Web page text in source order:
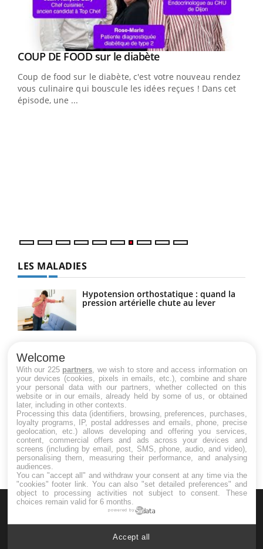
Youtube
COUP DE FOOD sur le diabèteYoutube
Coup de food sur le diabète, c'est votre nouveau rendez-
vous culinaire qui bouscule les idées reçues ! Dans cet
épisode, une ...
LES MALADIES
Hypotension orthostatique : quand la
pression artérielle chute au lever
Maladie de Charcot (Sclérose latérale
amyotrophique)
Welcome
With our 225 partners , we wish to store and access information on
your devices (cookies, pixels in emails, etc.), combine and share
your personal data with our partners, whether collected on this
website or in our emails, already held by some of us, or obtained
later, including in other contexts.
Processing this data (identifiers, browsing, preferences, purchases,
loyalty programs, IP, postal addresses and emails, phone, precise
geolocation, etc.) allows developing and offering you services,
content, commercial offers and ads across your devices and
screens (including by email, post, SMS, phone, audio, and video),
personalising them, measuring their performance, and analysing
audiences.
You can "accept all" and withdraw your consent at any time via the
"cookies" footer link . You can also "set detailed preferences" and
object to processing activities not subject to consent. These
choices remain valid for 6 months.
powered by
Accept all